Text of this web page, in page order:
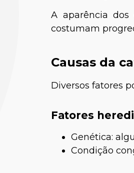
A aparência
costumam
Causas da
Diversos fatores
Fatores
Genética:
Condição